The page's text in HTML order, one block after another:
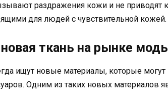
раздражения кожи и не приводят
для людей с чувствительной кожей.
ткань на рынке
ищут новые материалы, которые могут
Одним из таких новых материалов